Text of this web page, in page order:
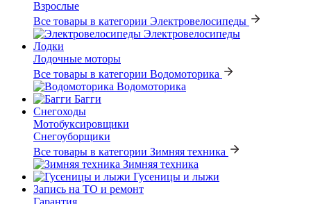
Взрослые
Все товары в категории Электровелосипеды
Электровелосипеды
Лодки
Лодочные моторы
Все товары в категории Водомоторика
Водомоторика
Багги
Снегоходы
Мотобуксировщики
Снегоуборщики
Все товары в категории Зимняя техника
Зимняя техника
Гусеницы и лыжи
Запись на ТО и ремонт
Гарантия